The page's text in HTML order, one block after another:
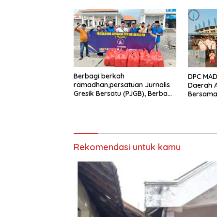
Berbagi berkah
ramadhan,persatuan Jurnalis
Gresik Bersatu (PJGB), Berbagi
DPC
Daerah
Rekomendasi untuk kamu